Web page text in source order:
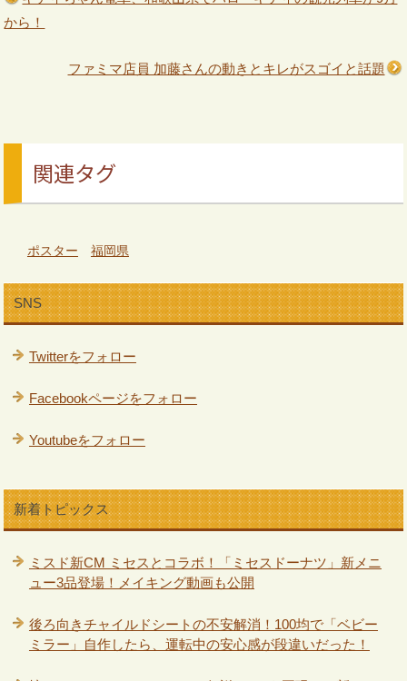
から！
ファミマ店員 加藤さんの動きとキレがスゴイと話題
関連タグ
ポスター 福岡県
SNS
Twitterをフォロー
Facebookページをフォロー
Youtubeをフォロー
新着トピックス
ミスド新CM ミセスとコラボ！「ミセスドーナツ」新メニ
ュー3品登場！メイキング動画も公開
後ろ向きチャイルドシートの不安解消！100均で「ベビー
ミラー」自作したら、運転中の安心感が段違いだった！